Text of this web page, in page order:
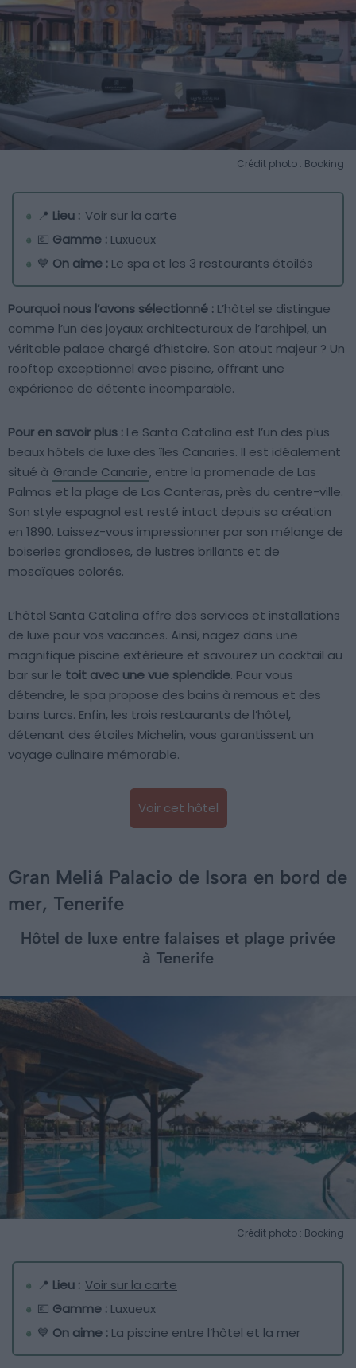
Crédit photo : Booking
📍 Lieu : Voir sur la carte
💶 Gamme : Luxueux
💙 On aime : Le spa et les 3 restaurants étoilés
Pourquoi nous l’avons sélectionné : L’hôtel se distingue
comme l’un des joyaux architecturaux de l’archipel, un
véritable palace chargé d’histoire. Son atout majeur ? Un
rooftop exceptionnel avec piscine, offrant une
expérience de détente incomparable.
Pour en savoir plus : Le Santa Catalina est l’un des plus
beaux hôtels de luxe des îles Canaries. Il est idéalement
situé à Grande Canarie, entre la promenade de Las
Palmas et la plage de Las Canteras, près du centre-ville.
Son style espagnol est resté intact depuis sa création
en 1890. Laissez-vous impressionner par son mélange de
boiseries grandioses, de lustres brillants et de
mosaïques colorés.
L’hôtel Santa Catalina offre des services et installations
de luxe pour vos vacances. Ainsi, nagez dans une
magnifique piscine extérieure et savourez un cocktail au
bar sur le toit avec une vue splendide. Pour vous
détendre, le spa propose des bains à remous et des
bains turcs. Enfin, les trois restaurants de l’hôtel,
détenant des étoiles Michelin, vous garantissent un
voyage culinaire mémorable.
Voir cet hôtel
Gran Meliá Palacio de Isora en bord de
mer, Tenerife
Hôtel de luxe entre falaises et plage privée
à Tenerife
Crédit photo : Booking
📍 Lieu : Voir sur la carte
💶 Gamme : Luxueux
💙 On aime : La piscine entre l’hôtel et la mer